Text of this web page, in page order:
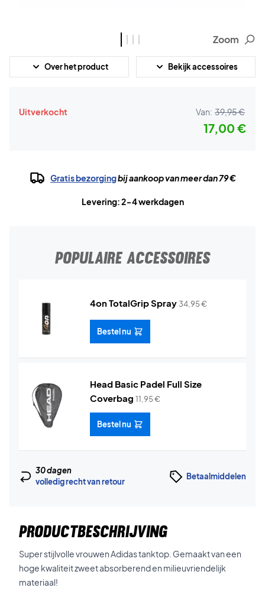
Zoom
Over het product Bekijk accessoires
Uitverkocht Van: 39,95 €
17,00 €
Gratis bezorgingbij aankoop van meer dan 79 €
Levering: 2-4 werkdagen
POPULAIRE ACCESSOIRES
4on TotalGrip Spray 34,95€
Bestel nu
Head Basic Padel Full Size
Coverbag 11,95€
Bestel nu
30 dagen
volledig recht van retour
Betaalmiddelen
PRODUCTBESCHRIJVING
Super stijlvolle vrouwen Adidas tanktop. Gemaakt van een
hoge kwaliteit zweet absorberend en milieuvriendelijk
materiaal!